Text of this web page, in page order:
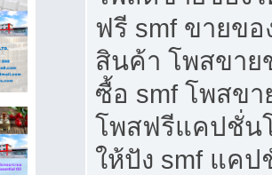
ฟรี smf ขายข
สินค้า โพสขาย
ซื้อ smf โพสข
โพสฟรีแคปชั่น
ให้ปัง smf แค